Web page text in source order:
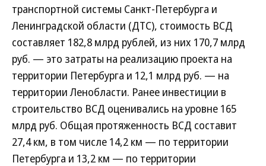
транспортной системы Санкт-Петербурга и
Ленинградской области (ДТС), стоимость ВСД
составляет 182,8 млрд рублей, из них 170,7 млрд
руб. — это затраты на реализацию проекта на
территории Петербурга и 12,1 млрд руб. — на
территории Ленобласти. Ранее инвестиции в
строительство ВСД оценивались на уровне 165
млрд руб. Общая протяженность ВСД составит
27,4 км, в том числе 14,2 км — по территории
Петербурга и 13,2 км — по территории